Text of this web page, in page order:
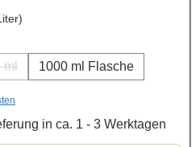
in ca. 1 - 3 Werktagen
ml 1000 ml Flasche